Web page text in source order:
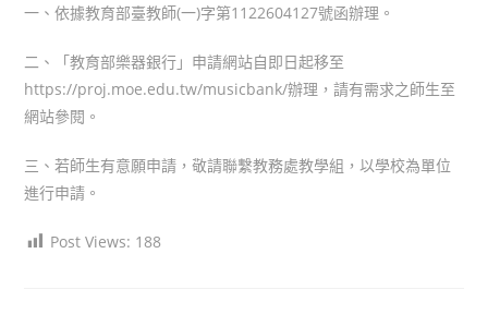
一、依據教育部臺教師(一)字第1122604127號函辦理。
二、「教育部樂器銀行」申請網站自即日起移至
https://proj.moe.edu.tw/musicbank/辦理，請有需求之師生至
網站參閱。
三、若師生有意願申請，敬請聯繫教務處教學組，以學校為單位
進行申請。
Post Views: 188